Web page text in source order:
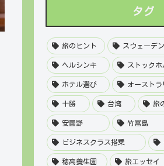
タグ
旅のヒント スウェーデン
ヘルシンキ ストックホ
ホテル選び オーストラ
十勝 台湾 旅
安曇野 竹富島
ビジネスクラス搭乗
穂高養生園 旅エッセイ